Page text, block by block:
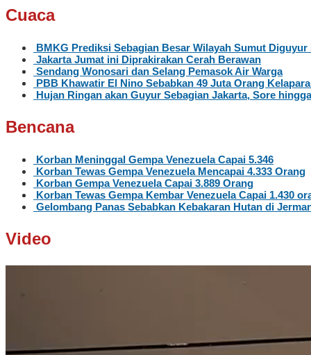
Cuaca
BMKG Prediksi Sebagian Besar Wilayah Sumut
Jakarta Jumat ini Diprakirakan Cerah Berawan
Sendang Wonosari dan Selang Pemasok Air Warga
PBB Khawatir El Nino Sebabkan 49 Juta Orang
Hujan Ringan akan Guyur Sebagian Jakarta, Sore
Bencana
Korban Meninggal Gempa Venezuela Capai 5.346
Korban Tewas Gempa Venezuela Mencapai 4.333 Orang
Korban Gempa Venezuela Capai 3.889 Orang
Korban Tewas Gempa Kembar Venezuela Capai 1.430
Gelombang Panas Sebabkan Kebakaran Hutan di
Video